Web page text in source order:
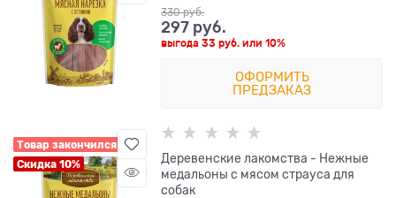
330 руб.
297 руб.
выгода33 руб. или10%
ОФОРМИТЬ
ПРЕДЗАКАЗ
Товар закончился
Скидка 10%
Деревенские лакомства - Нежные
медальоны с мясом страуса для
собак